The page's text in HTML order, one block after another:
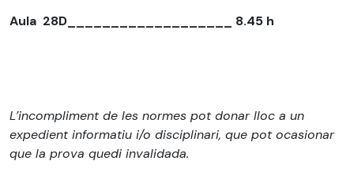
Aula 28D___________________ 8.45 h
L’incompliment de les normes pot donar lloc a un
expedient informatiu i/o disciplinari, que pot ocasionar
que la prova quedi invalidada.